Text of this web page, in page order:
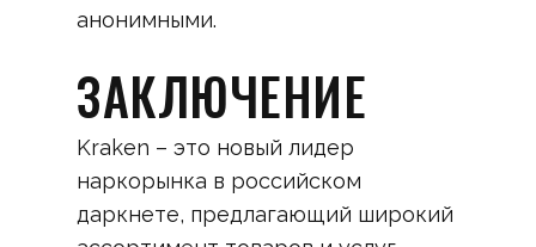
анонимными.
ЗАКЛЮЧЕНИЕ
Kraken – это новый лидер
наркорынка в российском
даркнете, предлагающий широкий